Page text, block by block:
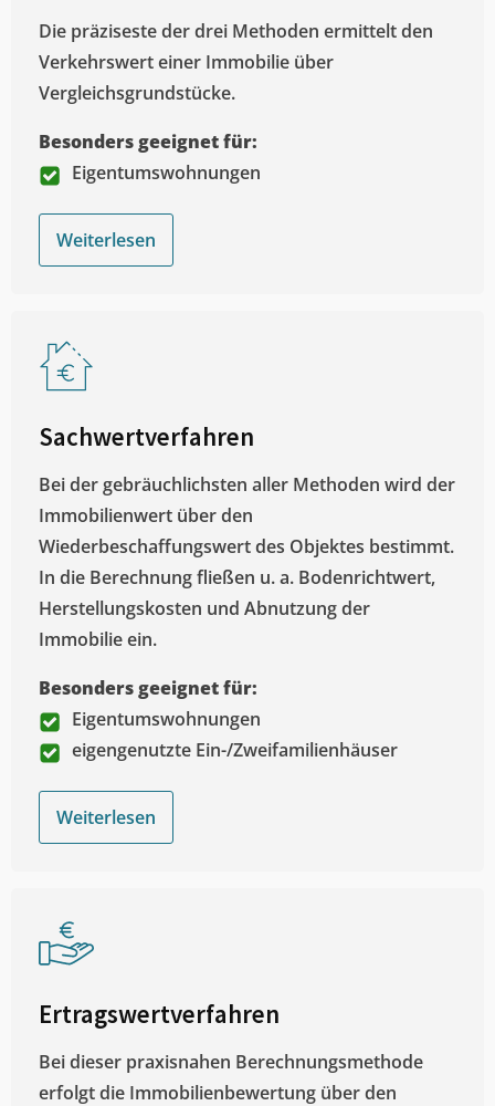
Die präziseste der drei Methoden ermittelt den
Verkehrswert einer Immobilie über
Vergleichsgrundstücke.
Besonders geeignet für:
Eigentumswohnungen
Weiterlesen
Sachwertverfahren
Bei der gebräuchlichsten aller Methoden wird der
Immobilienwert über den
Wiederbeschaffungswert des Objektes bestimmt.
In die Berechnung fließen u. a. Bodenrichtwert,
Herstellungskosten und Abnutzung der
Immobilie ein.
Besonders geeignet für:
Eigentumswohnungen
eigengenutzte Ein-/Zweifamilienhäuser
Weiterlesen
Ertragswertverfahren
Bei dieser praxisnahen Berechnungsmethode
erfolgt die Immobilienbewertung über den